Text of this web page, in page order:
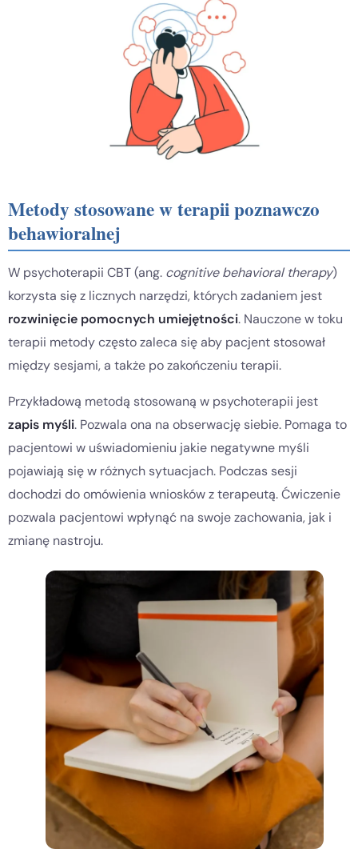
Metody stosowane w terapii poznawczo
behawioralnej
W psychoterapii CBT (ang. cognitive behavioral therapy)
korzysta się z licznych narzędzi, których zadaniem jest
rozwinięcie pomocnych umiejętności. Nauczone w toku
terapii metody często zaleca się aby pacjent stosował
między sesjami, a także po zakończeniu terapii.
Przykładową metodą stosowaną w psychoterapii jest
zapis myśli. Pozwala ona na obserwację siebie. Pomaga to
pacjentowi w uświadomieniu jakie negatywne myśli
pojawiają się w różnych sytuacjach. Podczas sesji
dochodzi do omówienia wniosków z terapeutą. Ćwiczenie
pozwala pacjentowi wpłynąć na swoje zachowania, jak i
zmianę nastroju.